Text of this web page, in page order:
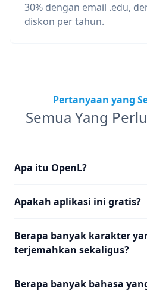
30% dengan email .edu,
diskon per tahun.
Pertanyaan yang
Semua Yang
Apa itu OpenL?
Apakah aplikasi ini gratis?
Berapa banyak karakter
terjemahkan sekaligus?
Berapa banyak bahasa